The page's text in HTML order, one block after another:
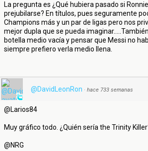
La pregunta es ¿Qué hubiera pasado si
prejubilarse? En títulos, pues seguramente
Champions más y un par de ligas pero nos
mejor dupla que se pueda
botella medio vacía y pensar que Messi no
siempre prefiero verla medio llena.
@DavidLeonRon · hace 733 semanas
@Larios84
Muy gráfico todo. ¿Quién sería the Trinity
@NRG